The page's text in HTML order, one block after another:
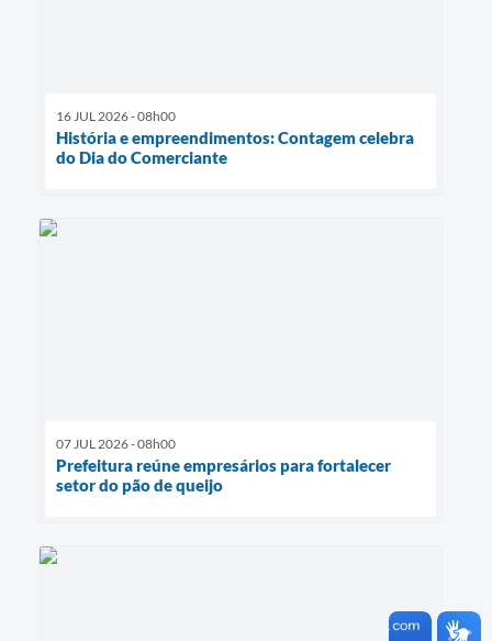
16 JUL 2026 - 08h00
História e empreendimentos: Contagem celebra
do Dia do Comerciante
07 JUL 2026 - 08h00
Prefeitura reúne empresários para fortalecer
setor do pão de queijo